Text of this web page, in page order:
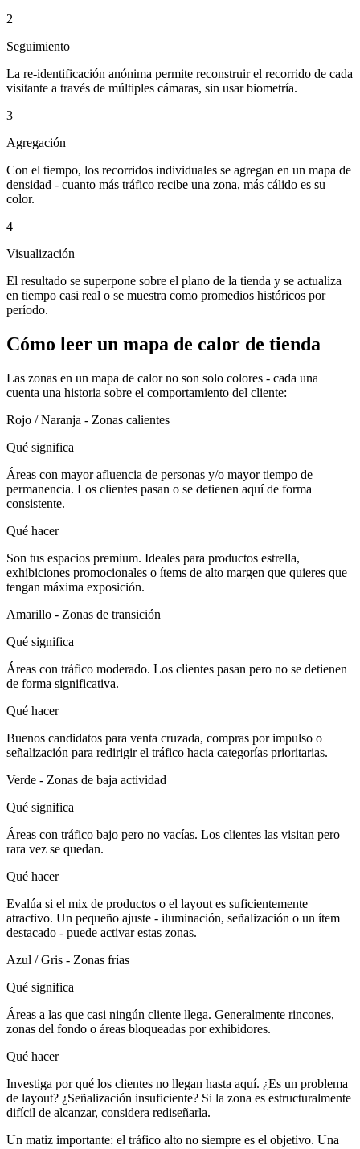
2
Seguimiento
La re-identificación anónima permite reconstruir el recorrido de cada
visitante a través de múltiples cámaras, sin usar biometría.
3
Agregación
Con el tiempo, los recorridos individuales se agregan en un mapa de
densidad - cuanto más tráfico recibe una zona, más cálido es su
color.
4
Visualización
El resultado se superpone sobre el plano de la tienda y se actualiza
en tiempo casi real o se muestra como promedios históricos por
período.
Cómo leer un mapa de calor de tienda
Las zonas en un mapa de calor no son solo colores - cada una
cuenta una historia sobre el comportamiento del cliente:
Rojo / Naranja - Zonas calientes
Qué significa
Áreas con mayor afluencia de personas y/o mayor tiempo de
permanencia. Los clientes pasan o se detienen aquí de forma
consistente.
Qué hacer
Son tus espacios premium. Ideales para productos estrella,
exhibiciones promocionales o ítems de alto margen que quieres que
tengan máxima exposición.
Amarillo - Zonas de transición
Qué significa
Áreas con tráfico moderado. Los clientes pasan pero no se detienen
de forma significativa.
Qué hacer
Buenos candidatos para venta cruzada, compras por impulso o
señalización para redirigir el tráfico hacia categorías prioritarias.
Verde - Zonas de baja actividad
Qué significa
Áreas con tráfico bajo pero no vacías. Los clientes las visitan pero
rara vez se quedan.
Qué hacer
Evalúa si el mix de productos o el layout es suficientemente
atractivo. Un pequeño ajuste - iluminación, señalización o un ítem
destacado - puede activar estas zonas.
Azul / Gris - Zonas frías
Qué significa
Áreas a las que casi ningún cliente llega. Generalmente rincones,
zonas del fondo o áreas bloqueadas por exhibidores.
Qué hacer
Investiga por qué los clientes no llegan hasta aquí. ¿Es un problema
de layout? ¿Señalización insuficiente? Si la zona es estructuralmente
difícil de alcanzar, considera rediseñarla.
Un matiz importante: el tráfico alto no siempre es el objetivo. Una